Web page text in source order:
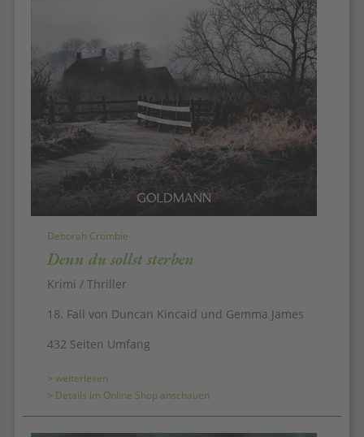
Deborah Crombie
Denn du sollst sterben
Krimi / Thriller
18. Fall von Duncan Kincaid und Gemma James
432 Seiten Umfang
> weiterlesen
> Details im Online Shop anschauen